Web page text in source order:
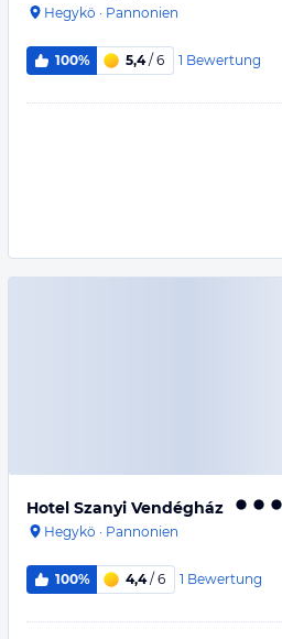
Hegykö · Pannonien
100% 5,4/ 6 1 Bewertung
Hotel Szanyi Vendégház
Hegykö · Pannonien
100% 4,4/ 6 1 Bewertung